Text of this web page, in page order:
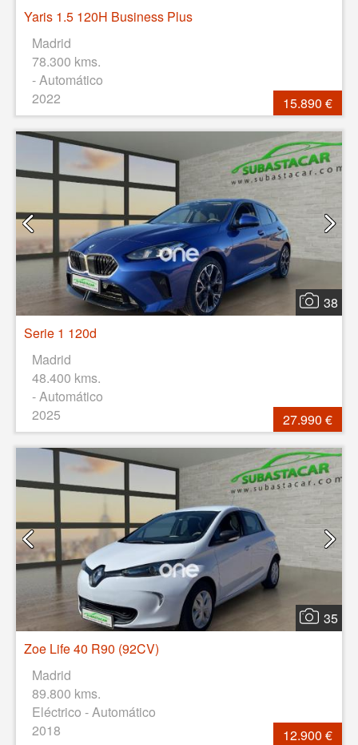
Yaris 1.5 120H Business Plus
Madrid
78.300 kms.
- Automático
2022
15.890 €
38
Serie 1 120d
Madrid
48.400 kms.
- Automático
2025
27.990 €
35
Zoe Life 40 R90 (92CV)
Madrid
89.800 kms.
Eléctrico - Automático
2018
12.900 €